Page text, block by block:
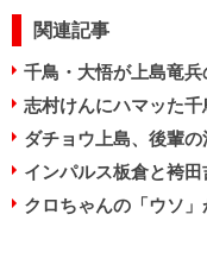
関連記事
千鳥・大悟が上島竜兵
志村けんにハマッた千
ダチョウ上島、後輩
インパルス板倉と袴
クロちゃんの「ウソ